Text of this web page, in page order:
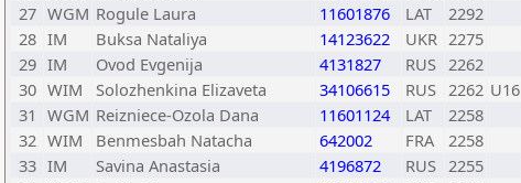
27 WGM Rogule Laura 11601876 LAT
2292
28 IM Buksa Nataliya 14123622 UKR 2275
29 IM Ovod Evgenija 4131827 RUS 2262
30 WIM Solozhenkina Elizaveta 34106615 RUS 2262 U16
31 WGM Reizniece-Ozola Dana 11601124 LAT
2258
32 WIM Benmesbah Natacha 642002 FRA
2258
33 IM Savina Anastasia 4196872 RUS 2255